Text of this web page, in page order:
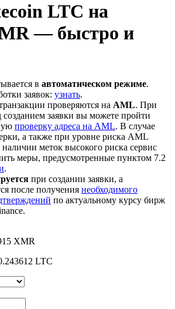
LTC на
— быстро и
в автоматическом режиме.
заявок: узнать.
проверяются на AML. При
заявки вы можете пройти
проверку адреса на AML. В случае
а также при уровне риска AML
меток высокого риска сервис
меры, предусмотренные пунктом 7.2
.
при создании заявки, а
после получения необходимого
по актуальному курсу бирж
XMR
LTC